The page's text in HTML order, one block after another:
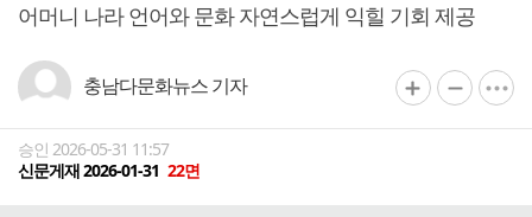
어머니 나라 언어와 문화 자연스럽게 익힐 기회 제공
충남다문화뉴스 기자
승인 2026-05-31 11:57
신문게재 2026-01-31 22면